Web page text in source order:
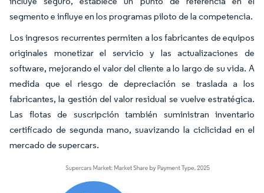
segmento e influye en los programas piloto de la competencia.
Los ingresos recurrentes permiten a los fabricantes de equipos
originales monetizar el servicio y las actualizaciones de
software, mejorando el valor del cliente a lo largo de su vida. A
medida que el riesgo de depreciación se traslada a los
fabricantes, la gestión del valor residual se vuelve estratégica.
Las flotas de suscripción también suministran inventario
certificado de segunda mano, suavizando la ciclicidad en el
mercado de supercars.